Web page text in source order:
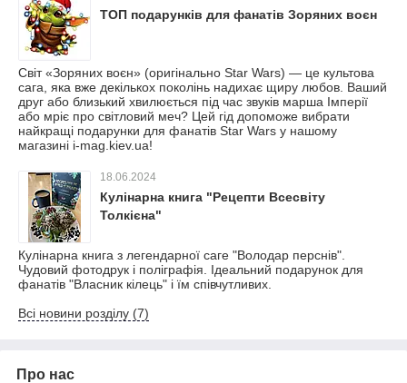
ТОП подарунків для фанатів Зоряних воєн
Світ «Зоряних воєн» (оригінально Star Wars) — це культова
сага, яка вже декількох поколінь надихає щиру любов. Ваший
друг або близький хвилюється під час звуків марша Імперії
або мріє про світловий меч? Цей гід допоможе вибрати
найкращі подарунки для фанатів Star Wars у нашому
магазині i-mag.kiev.ua!
18.06.2024
Кулінарна книга "Рецепти Всесвіту
Толкієна"
Кулінарна книга з легендарної саге "Володар перснів".
Чудовий фотодрук і поліграфія. Ідеальний подарунок для
фанатів "Власник кілець" і їм співчутливих.
Всі новини розділу (7)
Про нас